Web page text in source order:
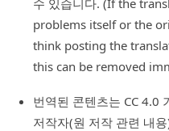
수 있습니다. (If the
problems itself or the
think posting the
this can be removed
번역된 콘텐츠는 CC 4.0
저작자(원 저작 관련 내